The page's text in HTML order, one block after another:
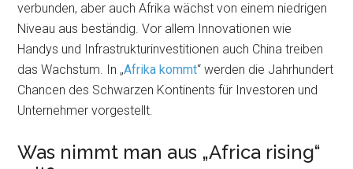
verbunden, aber auch Afrika wächst von einem niedrigen
Niveau aus beständig. Vor allem Innovationen wie
Handys und Infrastrukturinvestitionen auch China treiben
das Wachstum. In „Afrika kommt“ werden die Jahrhundert
Chancen des Schwarzen Kontinents für Investoren und
Unternehmer vorgestellt.
Was nimmt man aus „Africa rising“